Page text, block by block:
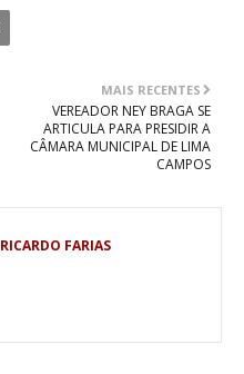
MAIS RECENTES
VEREADOR NEY BRAGA SE
ARTICULA PARA PRESIDIR A
CÂMARA MUNICIPAL DE LIMA
CAMPOS
RICARDO FARIAS